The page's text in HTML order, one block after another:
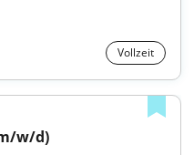
Vollzeit
w/d)